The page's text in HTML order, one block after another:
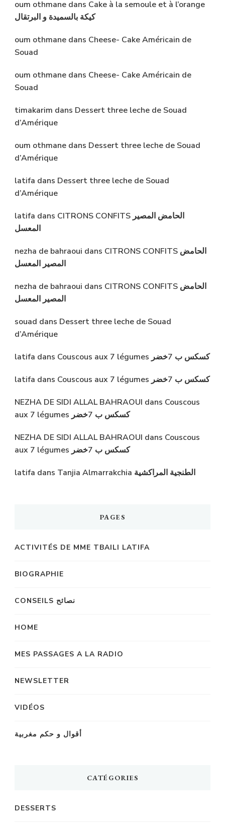
oum othmane dans Cake à la semoule et à l’orange
كيكة بالسميدة و البرتقال
oum othmane dans Cheese- Cake Américain de
Souad
oum othmane dans Cheese- Cake Américain de
Souad
timakarim dans Dessert three leche de Souad
d’Amérique
oum othmane dans Dessert three leche de Souad
d’Amérique
latifa dans Dessert three leche de Souad
d’Amérique
latifa dans CITRONS CONFITS الحامض المصير
المعسل
nezha de bahraoui dans CITRONS CONFITS الحامض
المصير المعسل
nezha de bahraoui dans CITRONS CONFITS الحامض
المصير المعسل
souad dans Dessert three leche de Souad
d’Amérique
latifa dans Couscous aux 7 légumes كسكس ب 7خضر
latifa dans Couscous aux 7 légumes كسكس ب 7خضر
NEZHA DE SIDI ALLAL BAHRAOUI dans Couscous
aux 7 légumes كسكس ب 7خضر
NEZHA DE SIDI ALLAL BAHRAOUI dans Couscous
aux 7 légumes كسكس ب 7خضر
latifa dans Tanjia Almarrakchia الطنجية المراكشية
PAGES
ACTIVITÉS DE MME TBAILI LATIFA
BIOGRAPHIE
CONSEILS نصائح
HOME
MES PASSAGES A LA RADIO
NEWSLETTER
VIDÉOS
أقوال و حكم مغربية
CATÉGORIES
DESSERTS